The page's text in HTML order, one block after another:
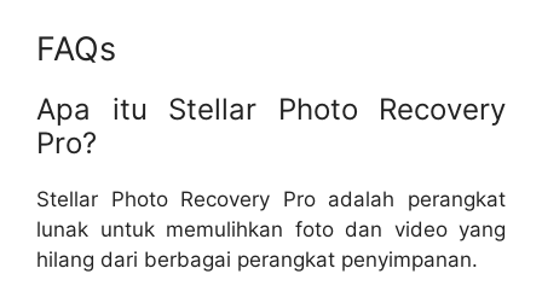
FAQs
Apa itu Stellar Photo Recovery
Pro?
Stellar Photo Recovery Pro adalah perangkat
lunak untuk memulihkan foto dan video yang
hilang dari berbagai perangkat penyimpanan.